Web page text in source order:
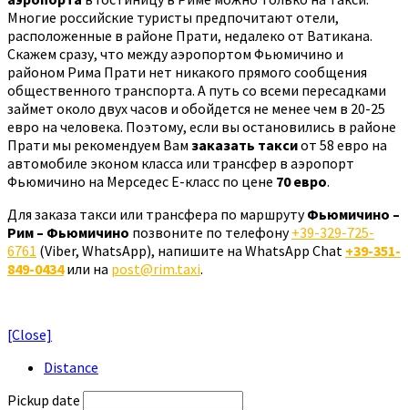
Многие российские туристы предпочитают отели,
расположенные в районе Прати, недалеко от Ватикана.
Скажем сразу, что между аэропортом Фьюмичино и
районом Рима Прати нет никакого прямого сообщения
общественного транспорта. А путь со всеми пересадками
займет около двух часов и обойдется не менее чем в 20-25
евро на человека. Поэтому, если вы остановились в районе
Прати мы рекомендуем Вам заказать таксиот 58 евро на
автомобиле эконом класса или трансфер в аэропорт
Фьюмичино на Мерседес Е-класс по цене 70 евро.
Для заказа такси или трансфера по маршрутуФьюмичино –
Рим – Фьюмичино позвоните по телефону+39-329-725-
6761 (Viber, WhatsApp), напишите на WhatsApp Chat +39-351-
849-0434или на post@rim.taxi.
[Close]
Distance
Pickup date